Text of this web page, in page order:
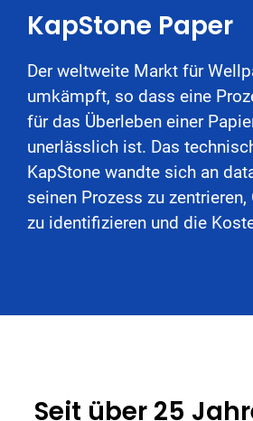
KapStone Paper
Der weltweite Markt für
umkämpft, so dass eine
für das Überleben einer
unerlässlich ist. Das
KapStone wandte sich an
seinen Prozess zu
zu identifizieren und die
Seit über 25